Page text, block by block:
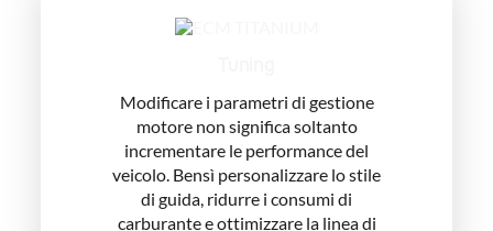
Modificare i parametri di gestione
motore non significa soltanto
incrementare le performance del
veicolo. Bensì personalizzare lo stile
di guida, ridurre i consumi di
carburante e ottimizzare la linea di